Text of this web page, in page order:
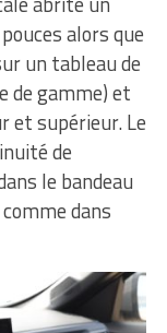
alors que
un tableau de
de gamme) et
et supérieur. Le
de
le bandeau
dans